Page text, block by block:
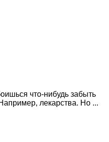
что-нибудь забыть
лекарства. Но ...